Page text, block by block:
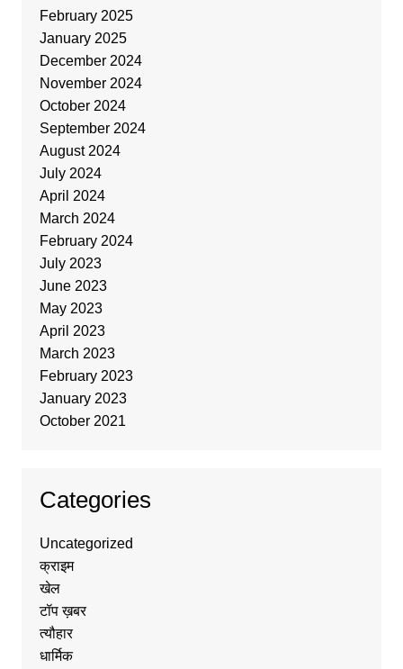
February 2025
January 2025
December 2024
November 2024
October 2024
September 2024
August 2024
July 2024
April 2024
March 2024
February 2024
July 2023
June 2023
May 2023
April 2023
March 2023
February 2023
January 2023
October 2021
Categories
Uncategorized
क्राइम
खेल
टॉप ख़बर
त्यौहार
धार्मिक